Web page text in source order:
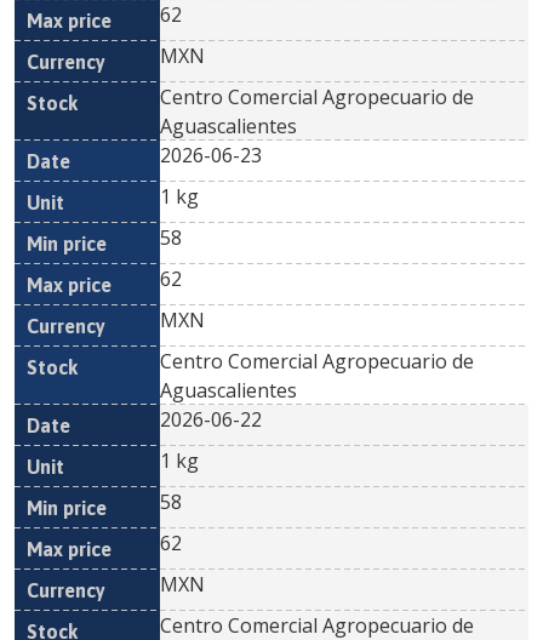
62
MXN
Centro Comercial Agropecuario de
Aguascalientes
2026-06-23
1 kg
58
62
MXN
Centro Comercial Agropecuario de
Aguascalientes
2026-06-22
1 kg
58
62
MXN
Centro Comercial Agropecuario de